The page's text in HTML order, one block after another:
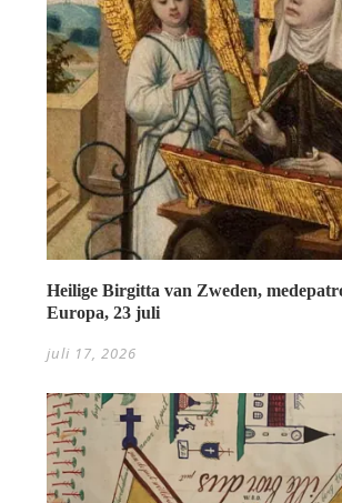
Heilige Birgitta van Zweden,
Europa, 23 juli
juli 17, 2026